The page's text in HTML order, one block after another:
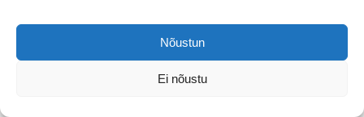
Nõustun
Ei nõustu